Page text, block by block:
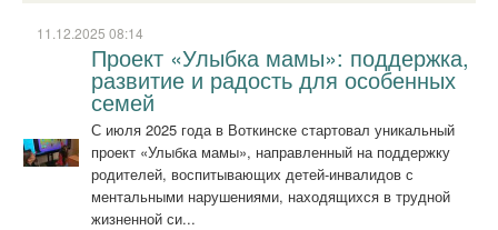
11.12.2025 08:14
Проект «Улыбка мамы»: поддержка,
развитие и радость для особенных
семей
С июля 2025 года в Воткинске стартовал уникальный
проект «Улыбка мамы», направленный на поддержку
родителей, воспитывающих детей-инвалидов с
ментальными нарушениями, находящихся в трудной
жизненной си...